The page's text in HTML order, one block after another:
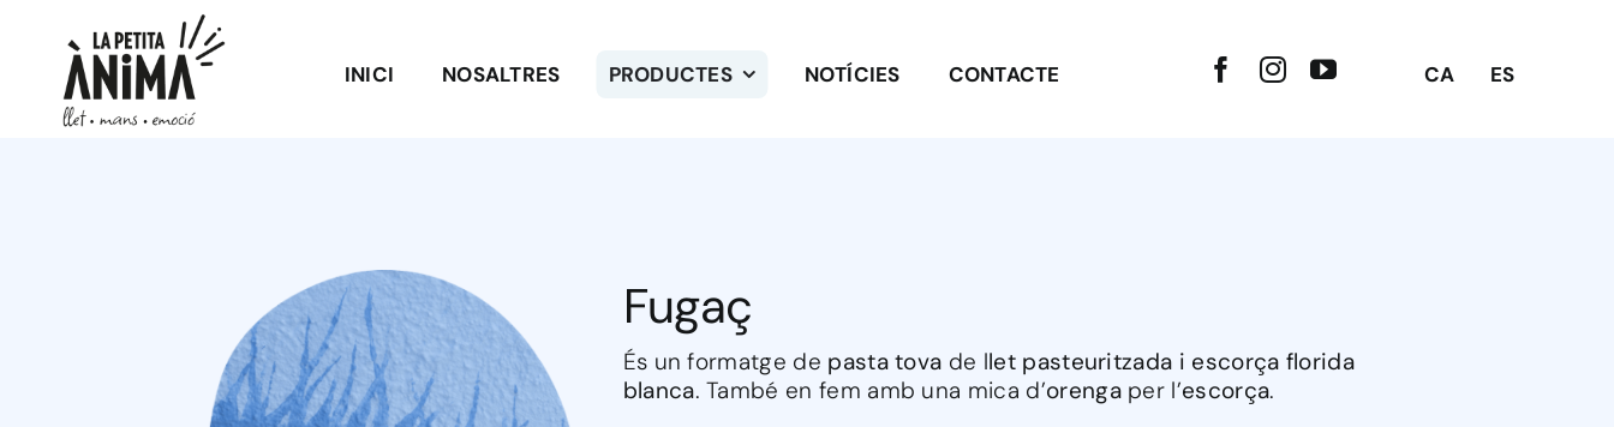
content
INICI NOSALTRES PRODUCTES NOTÍCIES CONTACTE CA ES
Fugaç
És un formatge de pasta tova de llet pasteuritzada i escorça florida
blanca. També en fem amb una mica d’orengaper l’escorça.